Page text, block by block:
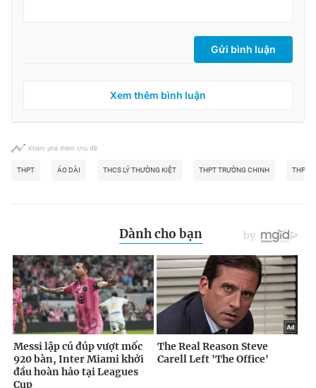
Gửi bình luận
Xem thêm bình luận
Khám phá thêm chủ đề
THPT ÁO DÀI THCS LÝ THƯỜNG KIỆT THPT TRƯỜNG CHINH THPT